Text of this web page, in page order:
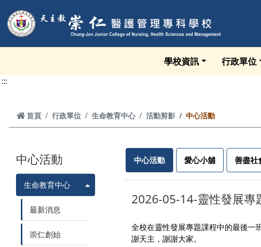
學校資訊 行政單位
:::
首頁
首頁 行政單位 生命教育中心 活動剪影 中心活動
中心活動
生命教育中心
最新消息
崇仁創始
中心活動 愛心小舖 善盡社
2026-05-14-靈性發展專
全校在靈性發展專題課程中的最後一
謝天主，謝謝大家。